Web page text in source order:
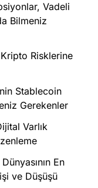
Vadeli
Bilmeniz
Risklerine
Stablecoin
Gerekenler
Varlık
En
ve Düşüşü